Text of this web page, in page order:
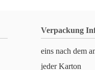
Verpackung
eins nach dem
jeder Karton